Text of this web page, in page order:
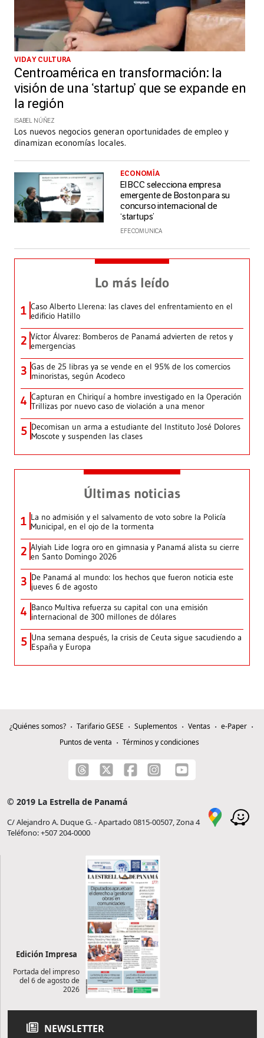
VIDA Y CULTURA
Centroamérica en transformación: la
visión de una ‘startup’ que se expande en
la región
ISABEL NÚÑEZ
Los nuevos negocios generan oportunidades de empleo y
dinamizan economías locales.
ECONOMÍA
El BCC selecciona empresa
emergente de Boston para su
concurso internacional de
‘startups’
EFE COMUNICA
Lo más leído
1 Caso Alberto Llerena: las claves del enfrentamiento en el
edificio Hatillo
2 Víctor Álvarez: Bomberos de Panamá advierten de retos y
emergencias
3 Gas de 25 libras ya se vende en el 95% de los comercios
minoristas, según Acodeco
4 Capturan en Chiriquí a hombre investigado en la Operación
Trillizas por nuevo caso de violación a una menor
5 Decomisan un arma a estudiante del Instituto José Dolores
Moscote y suspenden las clases
Últimas noticias
1 La no admisión y el salvamento de voto sobre la Policía
Municipal, en el ojo de la tormenta
2 Alyiah Lide logra oro en gimnasia y Panamá alista su cierre
en Santo Domingo 2026
3 De Panamá al mundo: los hechos que fueron noticia este
jueves 6 de agosto
4 Banco Multiva refuerza su capital con una emisión
internacional de 300 millones de dólares
5 Una semana después, la crisis de Ceuta sigue sacudiendo a
España y Europa
¿Quiénes somos? Tarifario GESE Suplementos Ventas
e-Paper
Puntos de venta
Términos y condiciones
© 2019 La Estrella de Panamá
C/ Alejandro A. Duque G. - Apartado 0815-00507, Zona 4
Teléfono: +507 204-0000
Edición Impresa
Portada del impreso
del 6 de agosto de
2026
NEWSLETTER